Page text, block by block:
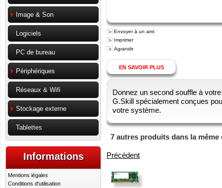
Image & Son
Logiciels
PC de bureau
Périphériques
Réseaux & Wifi
Stockage externe
Tablettes
Informations
Mentions légales
Conditions d'utilisation
Envoyer à un ami
Imprimer
Agrandir
EN SAVOIR PLUS
Donnez un second souffle à
G.Skill spécialement conçues
votre système.
7 autres produits dans la même
Précédent